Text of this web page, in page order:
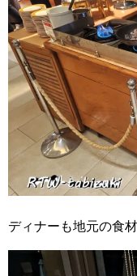
ディナーも地元の食